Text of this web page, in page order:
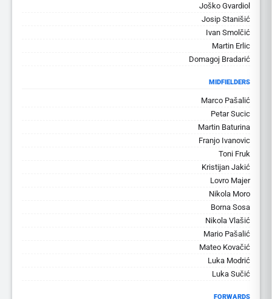
Joško Gvardiol
Josip Stanišić
Ivan Smolčić
Martin Erlic
Domagoj Bradarić
MIDFIELDERS
Marco Pašalić
Petar Sucic
Martin Baturina
Franjo Ivanovic
Toni Fruk
Kristijan Jakić
Lovro Majer
Nikola Moro
Borna Sosa
Nikola Vlašić
Mario Pašalić
Mateo Kovačić
Luka Modrić
Luka Sučić
FORWARDS